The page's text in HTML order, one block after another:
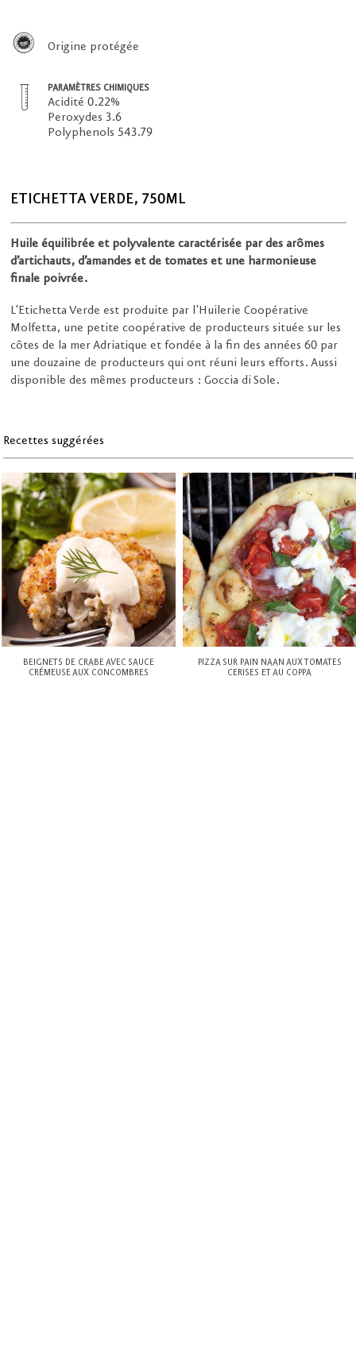
Origine protégée
PARAMÈTRES CHIMIQUES
Acidité 0.22%
Peroxydes 3.6
Polyphenols 543.79
ETICHETTA VERDE, 750ML
Huile équilibrée et polyvalente caractérisée par des arômes
d’artichauts, d’amandes et de tomates et une harmonieuse
finale poivrée.
L'Etichetta Verde est produite par l'Huilerie Coopérative
Molfetta, une petite coopérative de producteurs située sur les
côtes de la mer Adriatique et fondée à la fin des années 60 par
une douzaine de producteurs qui ont réuni leurs efforts. Aussi
disponible des mêmes producteurs : Goccia di Sole.
Recettes suggérées
BEIGNETS DE CRABE AVEC SAUCE
CRÉMEUSE AUX CONCOMBRES
PIZZA SUR PAIN NAAN AUX TOMATES
CERISES ET AU COPPA